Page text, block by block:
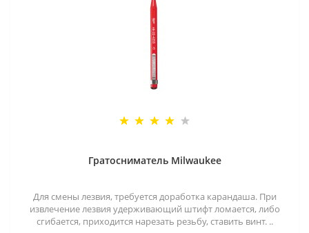
Гратосниматель Milwaukee
Для смены лезвия, требуется доработка карандаша. При
извлечение лезвия удерживающий штифт ломается, либо
сгибается, приходится нарезать резьбу, ставить винт. ..